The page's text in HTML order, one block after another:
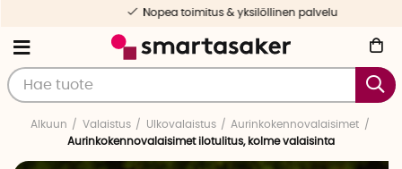
Nopea toimitus & yksilöllinen palvelu
Alkuun Valaistus Ulkovalaistus
Aurinkokennovalaisimet
Aurinkokennovalaisimet ilotulitus, kolme valaisinta